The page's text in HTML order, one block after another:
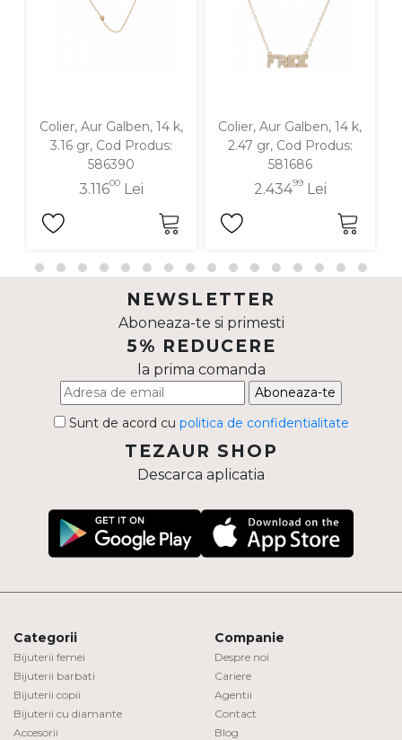
Colier, Aur Galben, 14 k,
3.16 gr, Cod Produs:
586390
3.11600 Lei
Colier, Aur Galben, 14 k,
2.47 gr, Cod Produs:
581686
2.43499Lei
NEWSLETTER
Aboneaza-te si primesti
5% REDUCERE
la prima comanda
Aboneaza-te
Sunt de acord cu politica de confidentialitate
TEZAUR SHOP
Descarca aplicatia
Categorii
Bijuterii femei
Bijuterii barbati
Bijuterii copii
Bijuterii cu diamante
Accesorii
Companie
Despre noi
Cariere
Agentii
Contact
Blog